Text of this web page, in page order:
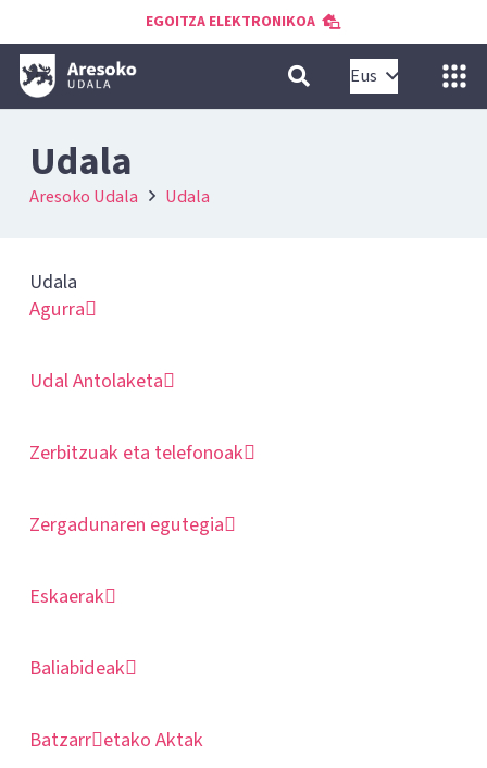
EGOITZA ELEKTRONIKOA
Eus
Udala
Aresoko Udala Udala
Udala
Agurra
Udal Antolaketa
Zerbitzuak eta telefonoak
Zergadunaren egutegia
Eskaerak
Baliabideak
Batzarr etako Aktak